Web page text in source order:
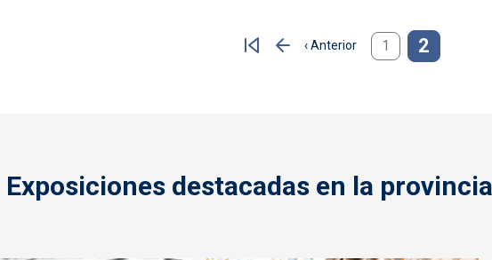
‹ Anterior
Página anterior
1 2
Exposiciones destacadas en la